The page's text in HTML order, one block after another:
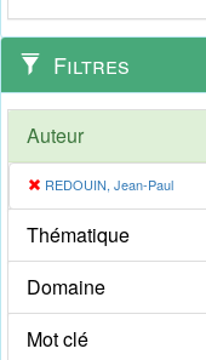
Filtres
Auteur
REDOUIN, Jean-Paul
Thématique
Domaine
Mot clé